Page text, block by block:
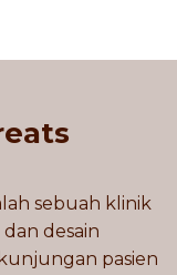
sebuah klinik
desain
pasien